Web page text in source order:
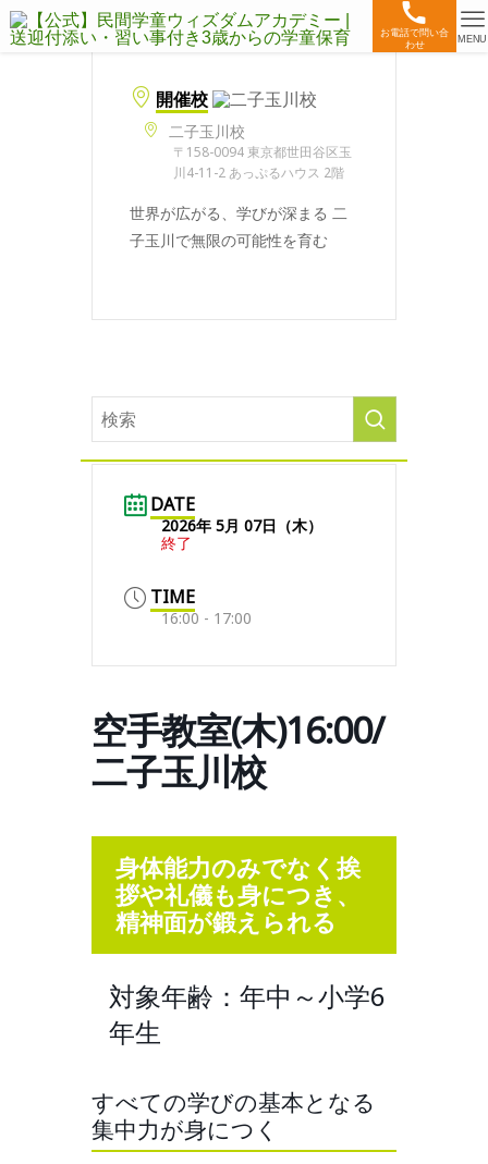
お電話で問い合
わせ
MENU
開催校
二子玉川校
〒158-0094 東京都世田谷区玉
川4-11-2 あっぷるハウス 2階
世界が広がる、学びが深まる 二
子玉川で無限の可能性を育む
DATE
2026年 5月 07日（木）
終了
TIME
16:00 - 17:00
空手教室(木)16:00/
二子玉川校
身体能力のみでなく挨
拶や礼儀も身につき、
精神面が鍛えられる
対象年齢：年中～小学6
年生
すべての学びの基本となる
集中力が身につく